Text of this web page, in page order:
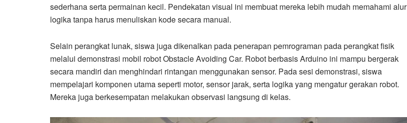
sederhana serta permainan kecil. Pendekatan visual ini membuat mereka lebih mudah memahami alur
logika tanpa harus menuliskan kode secara manual.
Selain perangkat lunak, siswa juga dikenalkan pada penerapan pemrograman pada perangkat fisik
melalui demonstrasi mobil robot Obstacle Avoiding Car. Robot berbasis Arduino ini mampu bergerak
secara mandiri dan menghindari rintangan menggunakan sensor. Pada sesi demonstrasi, siswa
mempelajari komponen utama seperti motor, sensor jarak, serta logika yang mengatur gerakan robot.
Mereka juga berkesempatan melakukan observasi langsung di kelas.